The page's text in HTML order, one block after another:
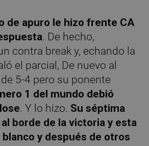
de apuro le hizo frente CA
. De hecho,
contra break y, echando la
el parcial, De nuevo al
5-4 pero su ponente
1 del mundo debió
. Y lo hizo. Su séptima
borde de la victoria y esta
y después de otros